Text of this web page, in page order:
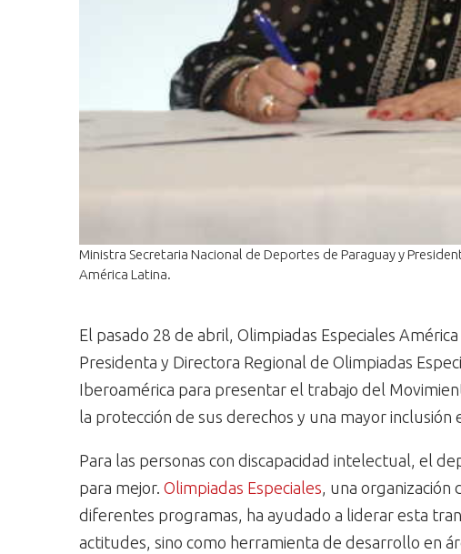
Ministra Secretaria Nacional de Deportes de Paraguay y
América Latina.
El pasado 28 de abril, Olimpiadas Especiales
Presidenta y Directora Regional de Olimpiadas
Iberoamérica para presentar el trabajo del
la protección de sus derechos y una mayor
Para las personas con discapacidad intelectual, el
para mejor. Olimpiadas Especiales , una
diferentes programas, ha ayudado a liderar esta
actitudes, sino como herramienta de desarrollo en